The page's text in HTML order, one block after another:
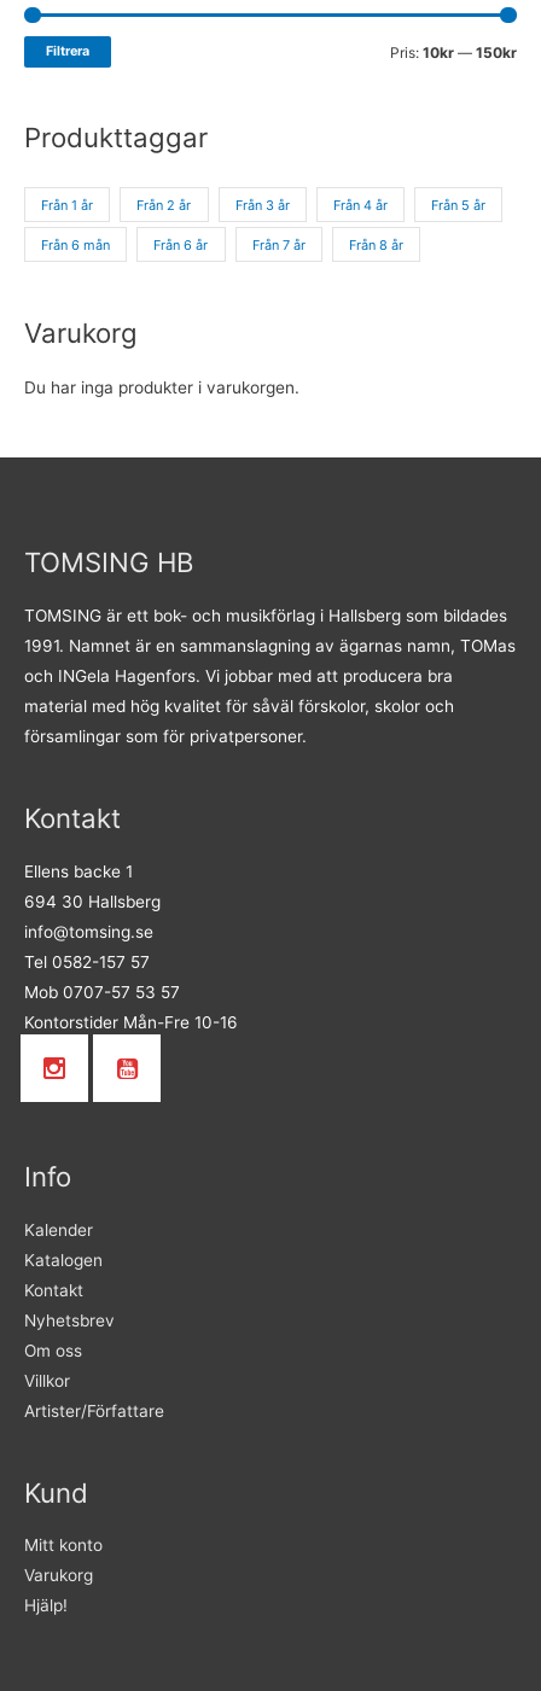
Filtrera Pris: 10kr — 150kr
Produkttaggar
Från 1 år Från 2 år Från 3 år Från 4 år Från 5 år
Från 6 mån Från 6 år Från 7 år Från 8 år
Varukorg
Du har inga produkter i varukorgen.
TOMSING HB
TOMSING är ett bok- och musikförlag i Hallsberg som bildades
1991. Namnet är en sammanslagning av ägarnas namn, TOMas
och INGela Hagenfors. Vi jobbar med att producera bra
material med hög kvalitet för såväl förskolor, skolor och
församlingar som för privatpersoner.
Kontakt
Ellens backe 1
694 30 Hallsberg
info@tomsing.se
Tel 0582-157 57
Mob 0707-57 53 57
Kontorstider Mån-Fre 10-16
Info
Kalender
Katalogen
Kontakt
Nyhetsbrev
Om oss
Villkor
Artister/Författare
Kund
Mitt konto
Varukorg
Hjälp!